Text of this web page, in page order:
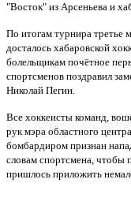
"Восток" из Арсеньева и
По итогам турнира третье
досталось хабаровской
болельщикам почётное
спортсменов поздравил
Николай Пегин.
Все хоккеисты команд,
рук мэра областного
бомбардиром признан
словам спортсмена, чтобы
пришлось приложить